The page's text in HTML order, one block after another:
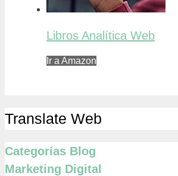
Libros Analítica Web
Ir a Amazon
Translate Web
Categorías Blog
Marketing Digital